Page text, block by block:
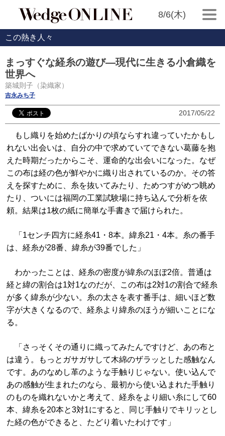
8/6(木)
この熱き人々
まっすぐな経糸の遊び―現代に生きる小倉織を
世界へ
築城則子（染織家）
吉永みち子
2017/05/22
もし織りを始めたばかりの頃ならすれ違っていたかもし
れない出会いは、自分の中で求めていてできない葛藤を抱
えた時期だったからこそ、運命的な出会いになった。なぜ
この布は経の色が鮮やかに織り出されているのか。その答
えを探すために、糸を抜いてみたり、ためつすがめつ眺め
たり、ついには福岡の工業試験場に持ち込んで分析を依
頼。結果は1枚の紙に簡単な手書きで届けられた。
「1センチ四方に経糸41・8本。緯糸21・4本。糸の番手
は、経糸が28番、緯糸が39番でした」
わかったことは、経糸の密度が緯糸のほぼ2倍。普通は
経と緯の割合は1対1なのだが、この布は2対1の割合で経糸
が多く緯糸が少ない。糸の太さを表す番手は、細いほど数
字が大きくなるので、経糸より緯糸のほうが細いことにな
る。
「さっそくその通りに織ってみたんですけど、あの布と
は違う。もっとガサガサして木綿のザラッとした感触なん
です。あのなめし革のような手触りじゃない。使い込んで
あの感触が生まれたのなら、最初から使い込まれた手触り
のものを織れないかと考えて、経糸をより細い糸にして60
本、緯糸を20本と3対1にすると、同じ手触りでキリッとし
た経の色ができると、たどり着いたわけです」